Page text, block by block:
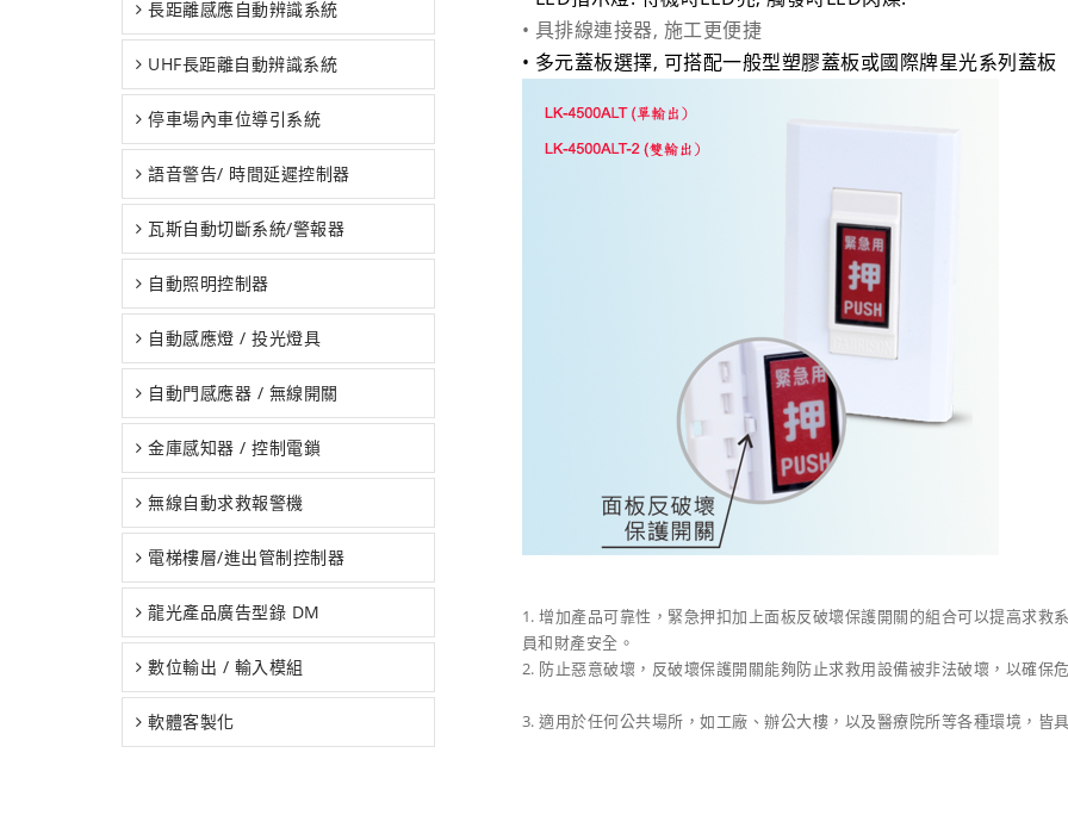
長距離感應自動辨識系統
UHF長距離自動辨識系統
停車場內車位導引系統
語音警告/ 時間延遲控制器
瓦斯自動切斷系統/警報器
自動照明控制器
自動感應燈 / 投光燈具
自動門感應器 / 無線開關
金庫感知器 / 控制電鎖
無線自動求救報警機
電梯樓層/進出管制控制器
龍光產品廣告型錄 DM
數位輸出 / 輸入模組
軟體客製化
• 具排線連接器, 施工更便捷
• 多元蓋板選擇, 可搭配一般型塑膠蓋板或國際牌星光系列蓋板
增加產品可靠性，緊急押扣加上面板反破壞保護開關的組合可以提高求救
員和財產安全。
防止惡意破壞，反破壞保護開關能夠防止求救用設備被非法破壞，以確保
適用於任何公共場所，如工廠、辦公大樓，以及醫療院所等各種環境，皆